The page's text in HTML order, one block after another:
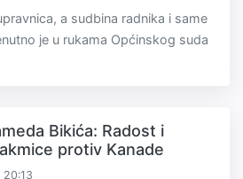
a sudbina radnika i same
je u rukama Općinskog suda
Bikića: Radost i
protiv Kanade